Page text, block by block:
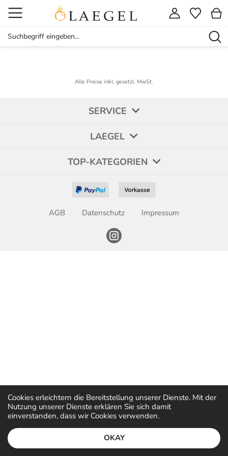
Cookies erleichtern die Bereitstellung unserer Dienste. Mit der
Nutzung unserer Dienste erklären Sie sich damit
einverstanden, dass wir Cookies verwenden.
OKAY
Alle Preise inkl. gesetzl. MwSt.
SERVICE
LAEGEL
TOP-KATEGORIEN
AGB Datenschutz Impressum